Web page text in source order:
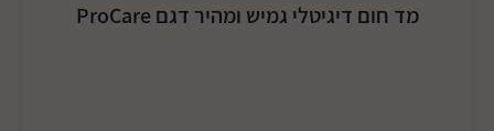
מד חום דיגיטלי גמיש ומהיר דגם ProCare